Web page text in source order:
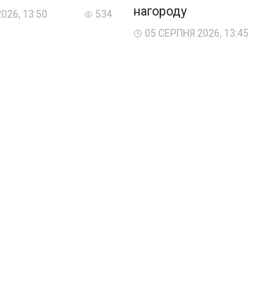
13:50 534
нагороду
05 СЕРПНЯ 2026, 13:45